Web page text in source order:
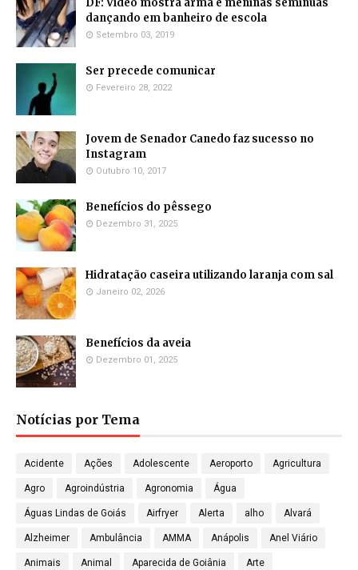
DF: Vídeo mostra arma e meninas seminuas
dançando em banheiro de escola
Setembro 03, 2019
Ser precede comunicar
Fevereiro 28, 2022
Jovem de Senador Canedo faz sucesso no
Instagram
Outubro 10, 2017
Benefícios do pêssego
Dezembro 31, 2025
Hidratação caseira utilizando laranja com sal
Janeiro 02, 2026
Benefícios da aveia
Dezembro 01, 2025
Notícias por Tema
Acidente Ações Adolescente Aeroporto Agricultura
Agro Agroindústria Agronomia Água
Águas Lindas de Goiás Airfryer Alerta alho Alvará
Alzheimer Ambulância AMMA Anápolis Anel Viário
Animais Animal Aparecida de Goiânia Arte